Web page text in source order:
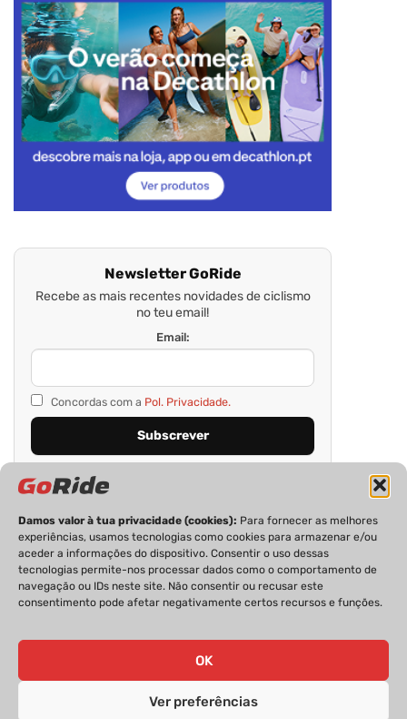
Damos valor à tua privacidade (cookies): Para fornecer as melhores
experiências, usamos tecnologias como cookies para armazenar e/ou
aceder a informações do dispositivo. Consentir o uso dessas
tecnologias permite-nos processar dados como o comportamento de
navegação ou IDs neste site. Não consentir ou recusar este
consentimento pode afetar negativamente certos recursos e funções.
OK
Ver preferências
Newsletter GoRide
Recebe as mais recentes novidades de ciclismo
no teu email!
Email:
Concordas com a Pol. Privacidade.
PRIVACIDADE FICHA TÉCNICA
ESTATUTO EDITORIAL